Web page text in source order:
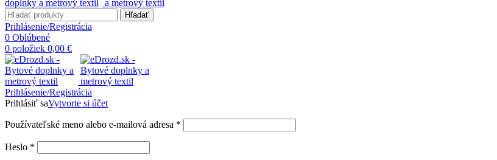
Hľadať
Prihlásenie/Registrácia
0 Oblúbené
0 položiek 0,00 €
Prihlásenie/Registrácia
Prihlásiť saVytvorte si účet
Používateľské meno alebo e-mailová adresa *
Heslo *